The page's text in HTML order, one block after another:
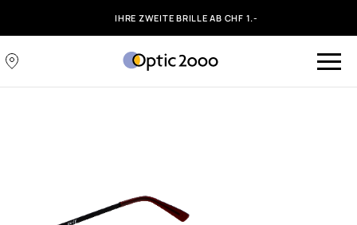
IHRE ZWEITE BRILLE AB CHF 1.-